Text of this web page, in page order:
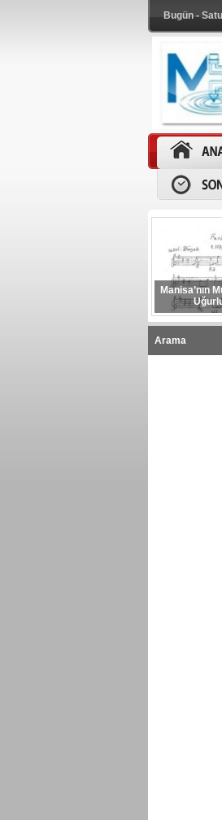
Bugün -
Manisa’nın
Arama